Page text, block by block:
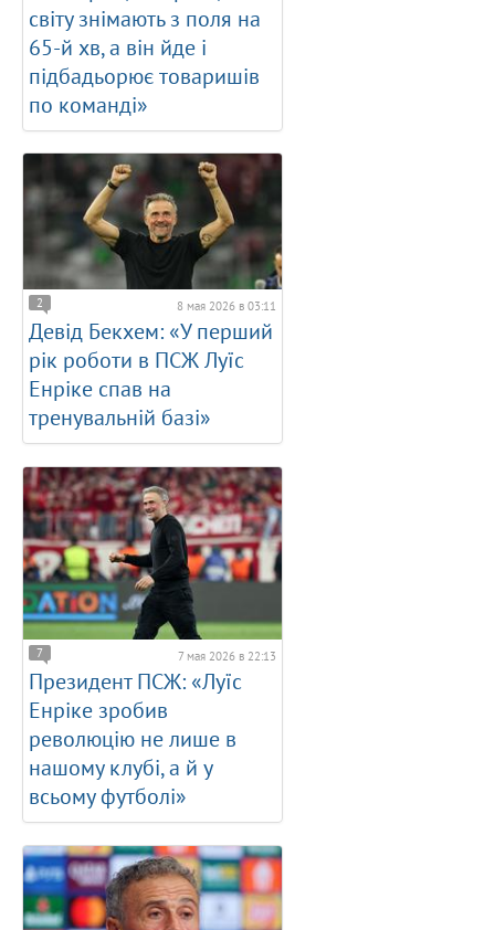
світу знімають з поля на
65-й хв, а він йде і
підбадьорює товаришів
по команді»
2 8 мая 2026 в 03:11
Девід Бекхем: «У перший
рік роботи в ПСЖ Луїс
Енріке спав на
тренувальній базі»
7 7 мая 2026 в 22:13
Президент ПСЖ: «Луїс
Енріке зробив
революцію не лише в
нашому клубі, а й у
всьому футболі»